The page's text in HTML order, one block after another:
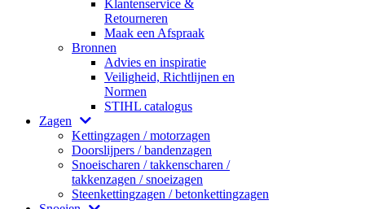
Klantenservice &
Retourneren
Maak een Afspraak
Bronnen
Advies en inspiratie
Veiligheid, Richtlijnen en
Normen
STIHL catalogus
Zagen
Kettingzagen / motorzagen
Doorslijpers / bandenzagen
Snoeischaren / takkenscharen /
takkenzagen / snoeizagen
Steenkettingzagen / betonkettingzagen